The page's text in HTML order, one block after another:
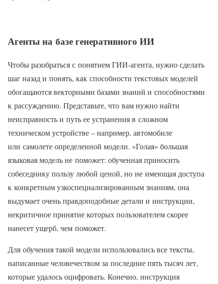
Агенты на базе генеративного ИИ
Чтобы разобраться с понятием ГИИ-агента, нужно сделать
шаг назад и понять, как способности текстовых моделей
обогащаются векторными базами знаний и способностями
к рассуждению. Представьте, что вам нужно найти
неисправность и путь ее устранения в сложном
техническом устройстве – например, автомобиле
или самолете определенной модели. «Голая» большая
языковая модель не поможет: обученная приносить
собеседнику пользу любой ценой, но не имеющая доступа
к конкретным узкоспециализированным знаниям, она
выдумает очень правдоподобные детали и инструкции,
некритичное принятие которых пользователем скорее
нанесет ущерб, чем поможет.
Для обучения такой модели использовались все тексты,
написанные человечеством за последние пять тысяч лет,
которые удалось оцифровать. Конечно, инструкция